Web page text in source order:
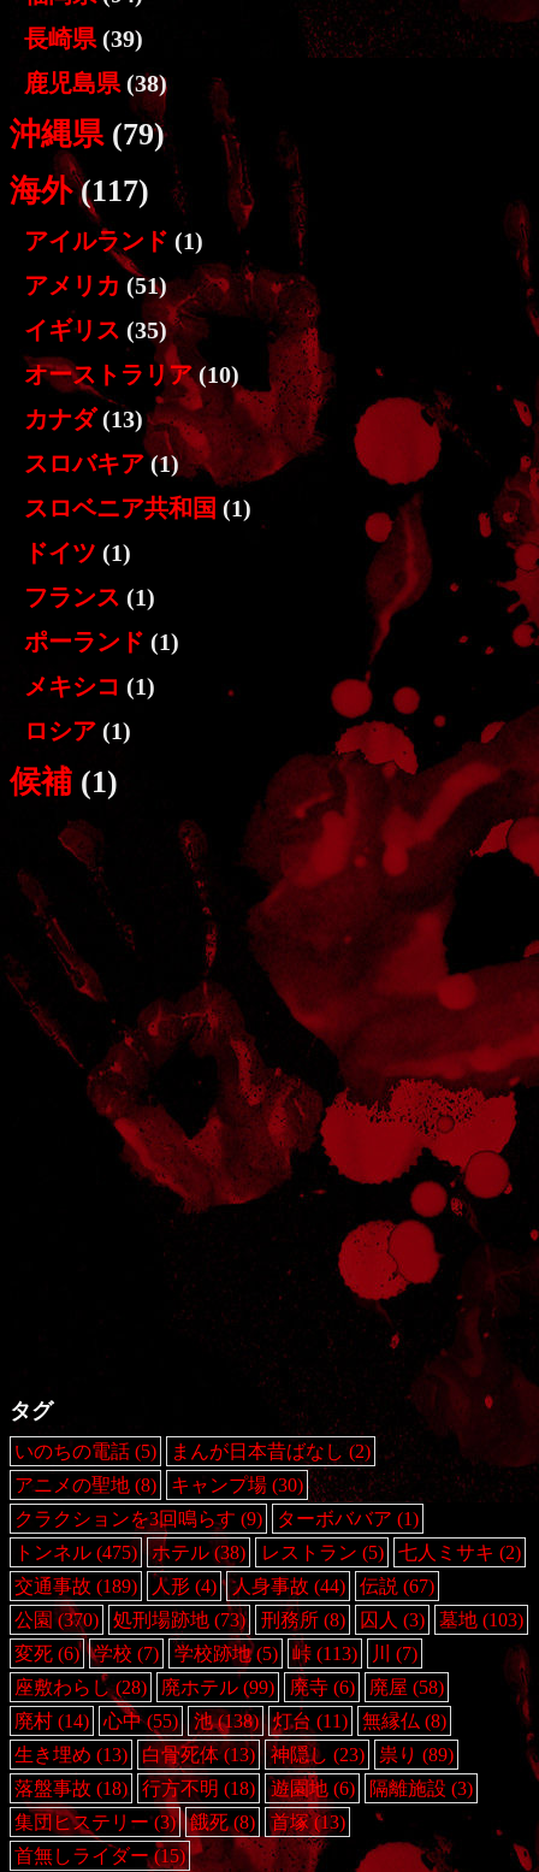
長崎県 (39)
鹿児島県 (38)
沖縄県(79)
海外(117)
アイルランド (1)
アメリカ (51)
イギリス (35)
オーストラリア(10)
カナダ(13)
スロバキア(1)
スロベニア共和国 (1)
ドイツ (1)
フランス (1)
ポーランド (1)
メキシコ (1)
ロシア (1)
候補 (1)
タグ
いのちの電話 (5) まんが日本昔ばなし (2)
アニメの聖地 (8) キャンプ場 (30)
クラクションを3回鳴らす (9) ターボババア (1)
トンネル (475) ホテル (38) レストラン (5) 七人ミサキ (2)
交通事故 (189) 人形 (4) 人身事故 (44) 伝説 (67)
公園 (370) 処刑場跡地 (73) 刑務所(8) 囚人 (3) 墓地(103)
変死 (6) 学校 (7) 学校跡地(5) 峠(113) 川
(7)
座敷わらし(28) 廃ホテル (99) 廃寺(6) 廃屋 (58)
廃村 (14) 心中(55) 池(138) 灯台 (11) 無縁仏 (8)
生き埋め (13) 白骨死体(13) 神隠し (23) 祟り (89)
落盤事故 (18) 行方不明 (18) 遊園地(6) 隔離施設 (3)
集団ヒステリー(3) 餓死(8) 首塚(13)
首無しライダー(15)